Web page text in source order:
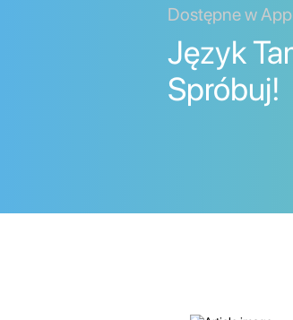
Dostępne w
Język
Spróbuj!